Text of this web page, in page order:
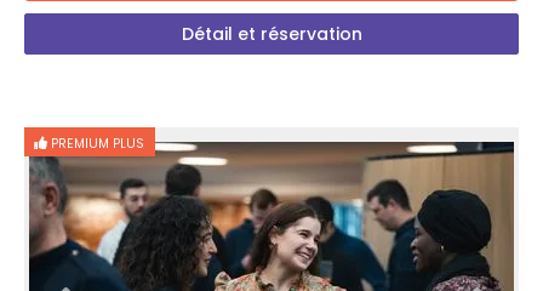
Détail et réservation
PREMIUM PLUS